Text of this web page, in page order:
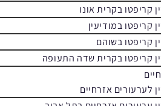
קריפטו בקרית אונו
קריפטו במודיעין
קריפטו בשוהם
קריפטו בקרית שדה התעופה
לערעורים אזרחיים